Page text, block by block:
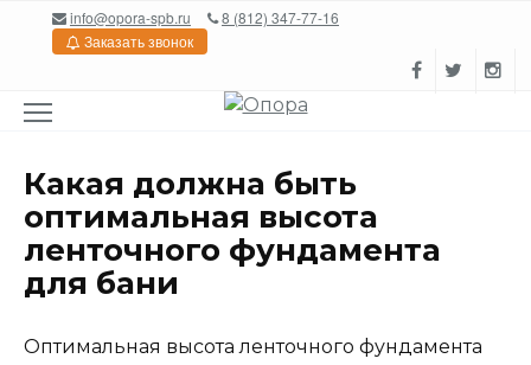
Перейтиinfo@opora-spb.ru
8 (812) 347-77-16
Заказать звонок
Какая должна быть
оптимальная высота
ленточного фундамента
для бани
Оптимальная высота ленточного фундамента